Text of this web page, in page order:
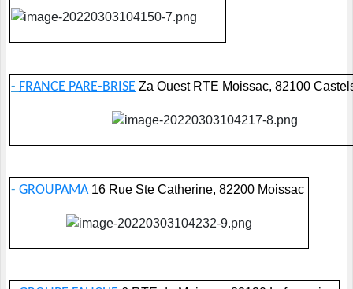
- FRANCE PARE-BRISE Za Ouest RTE Moissac, 82100
- GROUPAMA 16 Rue Ste Catherine, 82200 Moissac